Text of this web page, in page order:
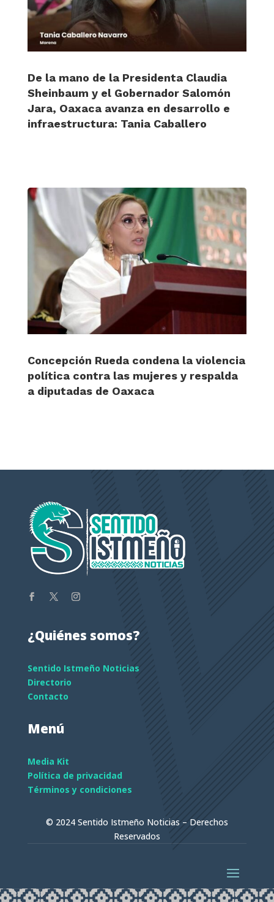
De la mano de la Presidenta Claudia
Sheinbaum y el Gobernador Salomón
Jara, Oaxaca avanza en desarrollo e
infraestructura: Tania Caballero
Concepción Rueda condena la violencia
política contra las mujeres y respalda
a diputadas de Oaxaca
¿Quiénes somos?
Sentido Istmeño Noticias
Directorio
Contacto
Menú
Media Kit
Política de privacidad
Términos y condiciones
© 2024 Sentido Istmeño Noticias – Derechos
Reservados